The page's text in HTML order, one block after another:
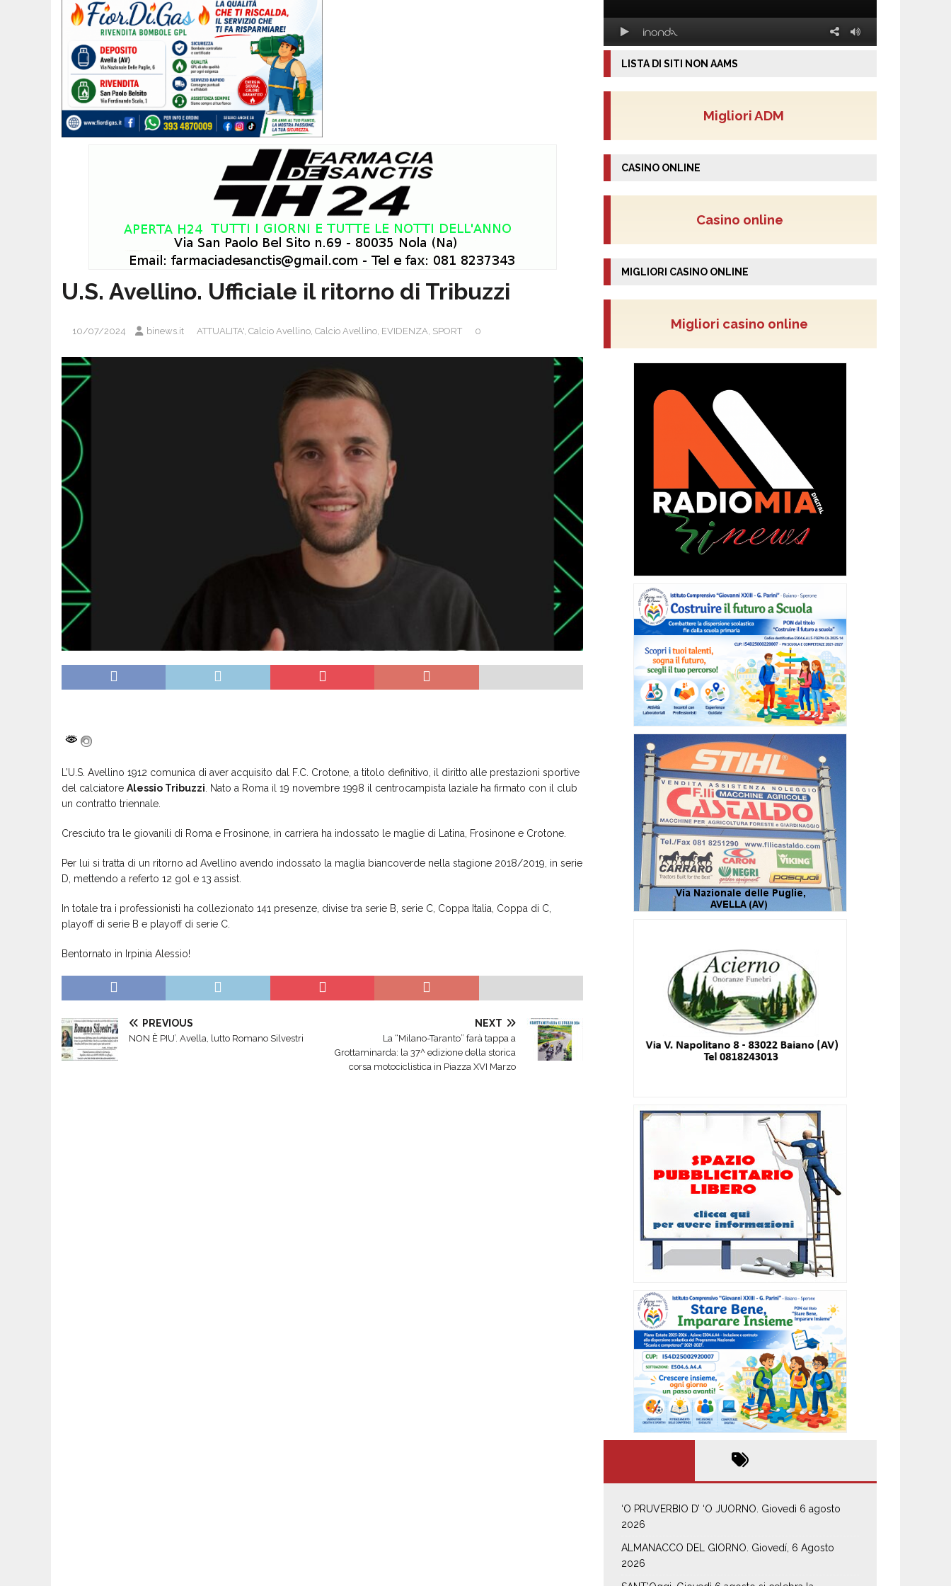
U.S. Avellino. Ufficiale il ritorno di Tribuzzi
10/07/2024 binews.it ATTUALITA', Calcio Avellino, Calcio Avellino, EVIDENZA, SPORT 0
L’U.S. Avellino 1912 comunica di aver acquisito dal F.C. Crotone, a titolo definitivo, il diritto alle prestazioni sportive
del calciatore Alessio Tribuzzi . Nato a Roma il 19 novembre 1998 il centrocampista laziale ha firmato con il club
un contratto triennale.
Cresciuto tra le giovanili di Roma e Frosinone, in carriera ha indossato le maglie di Latina, Frosinone e Crotone.
Per lui si tratta di un ritorno ad Avellino avendo indossato la maglia biancoverde nella stagione 2018/2019, in serie
D, mettendo a referto 12 gol e 13 assist.
In totale tra i professionisti ha collezionato 141 presenze, divise tra serie B, serie C, Coppa Italia, Coppa di C,
playoff di serie B e playoff di serie C.
Bentornato in Irpinia Alessio!
PREVIOUS
NON È PIU’. Avella, lutto Romano Silvestri
NEXT
La “Milano-Taranto” farà tappa a
Grottaminarda: la 37^ edizione della storica
corsa motociclistica in Piazza XVI Marzo
LISTA DI SITI NON AAMS
Migliori ADM
CASINO ONLINE
Casino online
MIGLIORI CASINO ONLINE
Migliori casino online
‘O PRUVERBIO D’ ‘O JUORNO. Giovedì 6 agosto
2026
ALMANACCO DEL GIORNO. Giovedí, 6 Agosto
2026